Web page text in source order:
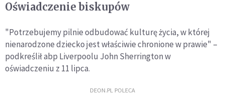
Oświadczenie biskupów
"Potrzebujemy pilnie odbudować kulturę życia, w której
nienarodzone dziecko jest właściwie chronione w prawie" –
podkreślił abp Liverpoolu John Sherrington w
oświadczeniu z 11 lipca.
DEON.PL POLECA